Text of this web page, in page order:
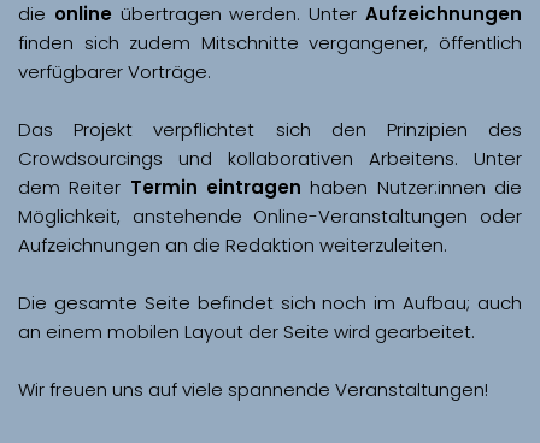
die online übertragen werden. Unter Aufzeichnungen
finden sich zudem Mitschnitte vergangener, öffentlich
Das Projekt verpflichtet sich den Prinzipien des
Crowdsourcings und kollaborativen Arbeitens. Unter
dem Reiter Termin eintragen haben Nutzer:innen die
Möglichkeit, anstehende Online-Veranstaltungen oder
Aufzeichnungen an die Redaktion weiterzuleiten.
Die gesamte Seite befindet sich noch im Aufbau; auch
Wir freuen uns auf viele spannende Veranstaltungen!